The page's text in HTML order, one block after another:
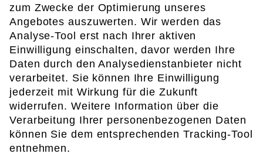
zum Zwecke der Optimierung unseres
Angebotes auszuwerten. Wir werden das
Analyse-Tool erst nach Ihrer aktiven
Einwilligung einschalten, davor werden Ihre
Daten durch den Analysedienstanbieter nicht
verarbeitet. Sie können Ihre Einwilligung
jederzeit mit Wirkung für die Zukunft
widerrufen. Weitere Information über die
Verarbeitung Ihrer personenbezogenen Daten
können Sie dem entsprechenden Tracking-Tool
entnehmen.